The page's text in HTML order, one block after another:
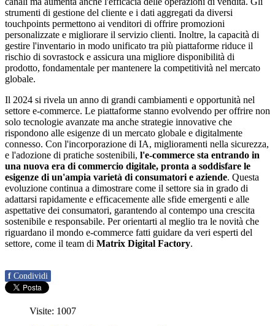
strumenti di gestione del cliente e i dati aggregati da diversi
touchpoints permettono ai venditori di offrire promozioni
personalizzate e migliorare il servizio clienti. Inoltre, la capacità di
gestire l'inventario in modo unificato tra più piattaforme riduce il
rischio di sovrastock e assicura una migliore disponibilità di
prodotto, fondamentale per mantenere la competitività nel mercato
globale.
Il 2024 si rivela un anno di grandi cambiamenti e opportunità nel
settore e-commerce. Le piattaforme stanno evolvendo per offrire non
solo tecnologie avanzate ma anche strategie innovative che
rispondono alle esigenze di un mercato globale e digitalmente
connesso. Con l'incorporazione di IA, miglioramenti nella sicurezza,
e l'adozione di pratiche sostenibili, l'e-commerce sta entrando in
una nuova era di commercio digitale, pronta a soddisfare le
esigenze di un'ampia varietà di consumatori e aziende. Questa
evoluzione continua a dimostrare come il settore sia in grado di
adattarsi rapidamente e efficacemente alle sfide emergenti e alle
aspettative dei consumatori, garantendo al contempo una crescita
sostenibile e responsabile. Per orientarti al meglio tra le novità che
riguardano il mondo e-commerce fatti guidare da veri esperti del
settore, come il team di Matrix Digital Factory.
f Condividi
Visite: 1007